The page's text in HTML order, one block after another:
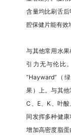
含量均比刷舌
腔保健片能有效
与其他常用水
引力无与伦比
“Hayward”（
果）上。与其
C、E、K、叶
同发挥多种健
增加高密度脂